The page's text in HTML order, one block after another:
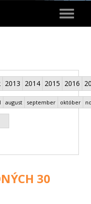
Toggle
2013 2014 2015 2016
august september október
30